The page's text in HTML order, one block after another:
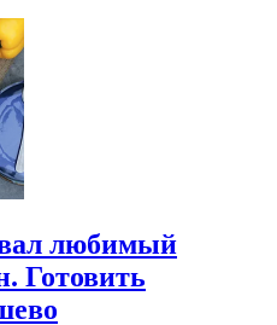
любимый
Готовить